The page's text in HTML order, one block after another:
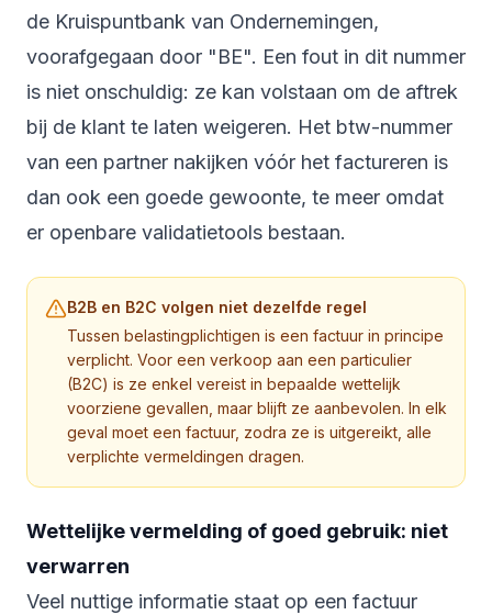
de Kruispuntbank van Ondernemingen,
voorafgegaan door "BE". Een fout in dit nummer
is niet onschuldig: ze kan volstaan om de aftrek
bij de klant te laten weigeren. Het btw-nummer
van een partner nakijken vóór het factureren is
dan ook een goede gewoonte, te meer omdat
er openbare validatietools bestaan.
B2B en B2C volgen niet dezelfde regel
Tussen belastingplichtigen is een factuur in principe
verplicht. Voor een verkoop aan een particulier
(B2C) is ze enkel vereist in bepaalde wettelijk
voorziene gevallen, maar blijft ze aanbevolen. In elk
geval moet een factuur, zodra ze is uitgereikt, alle
verplichte vermeldingen dragen.
Wettelijke vermelding of goed gebruik: niet
verwarren
Veel nuttige informatie staat op een factuur